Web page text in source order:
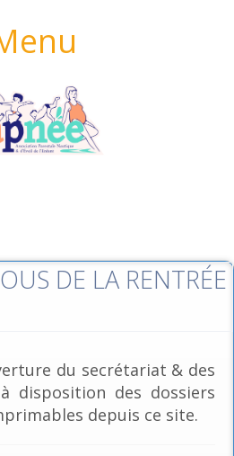
DE LA RENTRÉE
du secrétariat & des
disposition des dossiers
depuis ce site.